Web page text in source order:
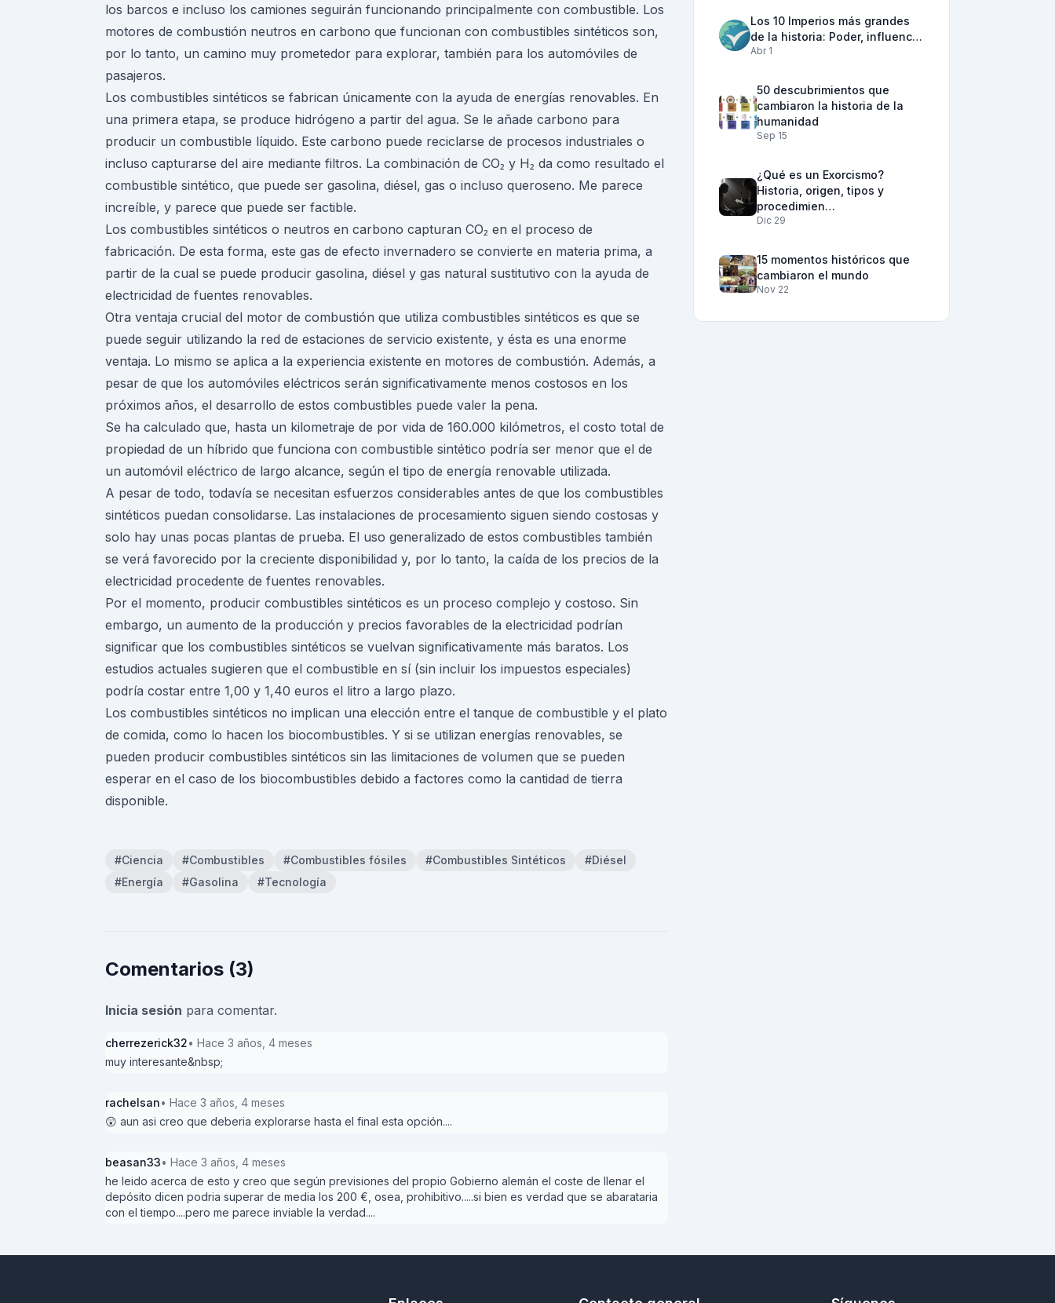
los barcos e incluso los camiones seguirán funcionando principalmente con combustible. Los
motores de combustión neutros en carbono que funcionan con combustibles sintéticos son,
por lo tanto, un camino muy prometedor para explorar, también para los automóviles de
pasajeros.
Los combustibles sintéticos se fabrican únicamente con la ayuda de energías renovables. En
una primera etapa, se produce hidrógeno a partir del agua. Se le añade carbono para
producir un combustible líquido. Este carbono puede reciclarse de procesos industriales o
incluso capturarse del aire mediante filtros. La combinación de CO₂ y H₂ da como resultado el
combustible sintético, que puede ser gasolina, diésel, gas o incluso queroseno. Me parece
increíble, y parece que puede ser factible.
Los combustibles sintéticos o neutros en carbono capturan CO₂ en el proceso de
fabricación. De esta forma, este gas de efecto invernadero se convierte en materia prima, a
partir de la cual se puede producir gasolina, diésel y gas natural sustitutivo con la ayuda de
electricidad de fuentes renovables.
Otra ventaja crucial del motor de combustión que utiliza combustibles sintéticos es que se
puede seguir utilizando la red de estaciones de servicio existente, y ésta es una enorme
ventaja. Lo mismo se aplica a la experiencia existente en motores de combustión. Además, a
pesar de que los automóviles eléctricos serán significativamente menos costosos en los
próximos años, el desarrollo de estos combustibles puede valer la pena.
Se ha calculado que, hasta un kilometraje de por vida de 160.000 kilómetros, el costo total de
propiedad de un híbrido que funciona con combustible sintético podría ser menor que el de
un automóvil eléctrico de largo alcance, según el tipo de energía renovable utilizada.
A pesar de todo, todavía se necesitan esfuerzos considerables antes de que los combustibles
sintéticos puedan consolidarse. Las instalaciones de procesamiento siguen siendo costosas y
solo hay unas pocas plantas de prueba. El uso generalizado de estos combustibles también
se verá favorecido por la creciente disponibilidad y, por lo tanto, la caída de los precios de la
electricidad procedente de fuentes renovables.
Por el momento, producir combustibles sintéticos es un proceso complejo y costoso. Sin
embargo, un aumento de la producción y precios favorables de la electricidad podrían
significar que los combustibles sintéticos se vuelvan significativamente más baratos. Los
estudios actuales sugieren que el combustible en sí (sin incluir los impuestos especiales)
podría costar entre 1,00 y 1,40 euros el litro a largo plazo.
Los combustibles sintéticos no implican una elección entre el tanque de combustible y el plato
de comida, como lo hacen los biocombustibles. Y si se utilizan energías renovables, se
pueden producir combustibles sintéticos sin las limitaciones de volumen que se pueden
esperar en el caso de los biocombustibles debido a factores como la cantidad de tierra
disponible.
#Ciencia #Combustibles #Combustibles fósiles #Combustibles Sintéticos
#Diésel
#Energía
#Gasolina #Tecnología
Comentarios (3)
Inicia sesión para comentar.
cherrezerick32• Hace 3 años, 4 meses
muy interesante&nbsp;
rachelsan• Hace 3 años, 4 meses
😲 aun asi creo que deberia explorarse hasta el final esta opción....
beasan33• Hace 3 años, 4 meses
he leido acerca de esto y creo que según previsiones del propio Gobierno alemán el coste de llenar el
depósito dicen podria superar de media los 200 €, osea, prohibitivo.....si bien es verdad que se abarataria
con el tiempo....pero me parece inviable la verdad....
Los 10 Imperios más grandes
de la historia: Poder, influenc…
Abr 1
50 descubrimientos que
cambiaron la historia de la
humanidad
Sep 15
¿Qué es un Exorcismo?
Historia, origen, tipos y
procedimien…
Dic 29
15 momentos históricos que
cambiaron el mundo
Nov 22